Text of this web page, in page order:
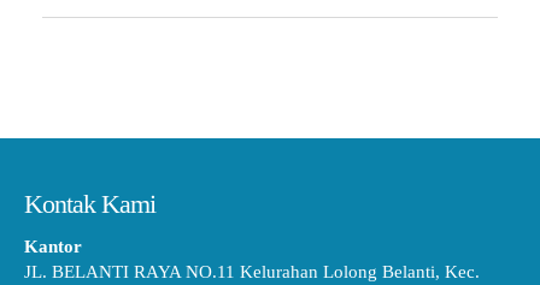
Kontak Kami
Kantor
JL. BELANTI RAYA NO.11 Kelurahan Lolong Belanti, Kec.